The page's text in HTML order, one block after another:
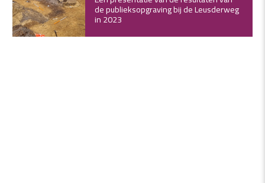
de publieksopgraving bij de Leusderweg
in 2023